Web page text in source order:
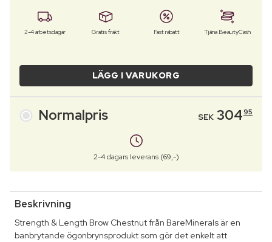
2-4 arbetsdagar Gratis frakt Fast rabatt Tjäna BeautyCash
LÄGG I VARUKORG
Normalpris SEK 30495
2-4 dagars leverans (69,-)
Beskrivning
Strength & Length Brow Chestnut från BareMinerals är en
banbrytande ögonbrynsprodukt som gör det enkelt att